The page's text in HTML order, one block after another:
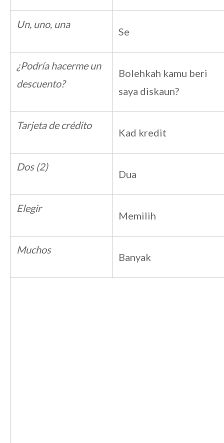
Un, uno, una
Se
¿Podría hacerme un
descuento?
Bolehkah kamu beri
saya diskaun?
Tarjeta de crédito
Kad kredit
Dos (2)
Dua
Elegir
Memilih
Muchos
Banyak